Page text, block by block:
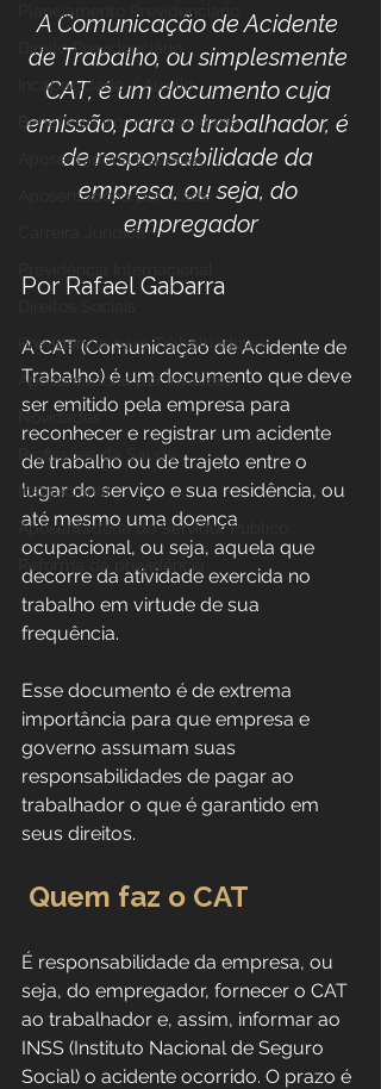
Planejamento Previdenciário
Direito Previdenciário
Incapacidade / Auxílio
Benefícios por incapacidade
Aposentadoria Especial
Aposentadoria por idade
Carreira Jurídica
Previdência para Trabalhadores
Aposentadoria por Invalidez
Novidades
Profissões da Saúde
Institucional
Aposentadoria do Servidor Público
Reforma da previdência
A Comunicação de Acidente
de Trabalho, ou simplesmente
CAT, é um documento cuja
emissão, para o trabalhador, é
de responsabilidade da
empresa, ou seja, do
empregador
Por Rafael Gabarra
A CAT (Comunicação de Acidente de
Trabalho) é um documento que deve
ser emitido pela empresa para
reconhecer e registrar um acidente
de trabalho ou de trajeto entre o
lugar do serviço e sua residência, ou
até mesmo uma doença
ocupacional, ou seja, aquela que
decorre da atividade exercida no
trabalho em virtude de sua
frequência.
Esse documento é de extrema
importância para que empresa e
governo assumam suas
responsabilidades de pagar ao
trabalhador o que é garantido em
seus direitos.
Quem faz o CAT
É responsabilidade da empresa, ou
seja, do empregador, fornecer o CAT
ao trabalhador e, assim, informar ao
INSS (Instituto Nacional de Seguro
Social) o acidente ocorrido. O prazo é